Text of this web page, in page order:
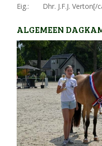
Eig.: Dhr. J.F.J. Verton[/
ALGEMEEN